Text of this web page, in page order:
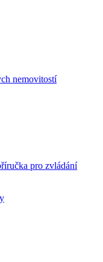
nemovitostí
pro zvládání